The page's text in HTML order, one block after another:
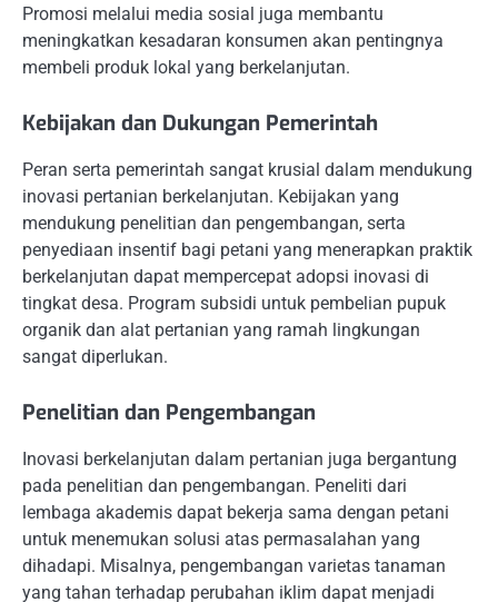
Promosi melalui media sosial juga membantu
meningkatkan kesadaran konsumen akan pentingnya
membeli produk lokal yang berkelanjutan.
Kebijakan dan Dukungan Pemerintah
Peran serta pemerintah sangat krusial dalam mendukung
inovasi pertanian berkelanjutan. Kebijakan yang
mendukung penelitian dan pengembangan, serta
penyediaan insentif bagi petani yang menerapkan praktik
berkelanjutan dapat mempercepat adopsi inovasi di
tingkat desa. Program subsidi untuk pembelian pupuk
organik dan alat pertanian yang ramah lingkungan
sangat diperlukan.
Penelitian dan Pengembangan
Inovasi berkelanjutan dalam pertanian juga bergantung
pada penelitian dan pengembangan. Peneliti dari
lembaga akademis dapat bekerja sama dengan petani
untuk menemukan solusi atas permasalahan yang
dihadapi. Misalnya, pengembangan varietas tanaman
yang tahan terhadap perubahan iklim dapat menjadi